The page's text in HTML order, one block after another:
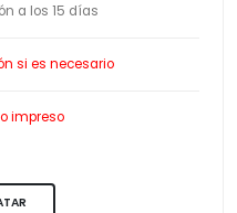
a los 15 días
si es necesario
impreso